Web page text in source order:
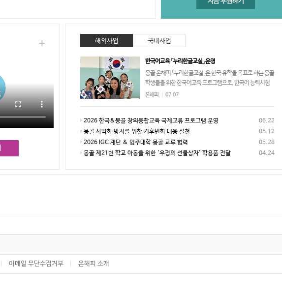
+ 해외사업 국내사업
한국어교육 「누리한글교실」 운영
몽골 온해피 「누리한글교실」은 한국 유학을 목표로 하는 몽골
학생들을 위한 한국어교육 프로그램으로, 한국어 능력시험
(TOPIK) 대비와 한국 대학 진학을 연계한 체계적인 교육 과정
온해피 07.07
06.22
2026 한국&몽골 창의융합교육 국제교류 프로그램 운영
05.12
몽골 사막화 방지를 위한 기후변화 대응 실천
05.28
2026 IGC 재단 & 입주대학 몽골 교류 협력
04.24
몽골 제21번 학교 아동을 위한 '우정의 선물상자' 학용품 전달
이메일 무단수집거부 온해피 소개